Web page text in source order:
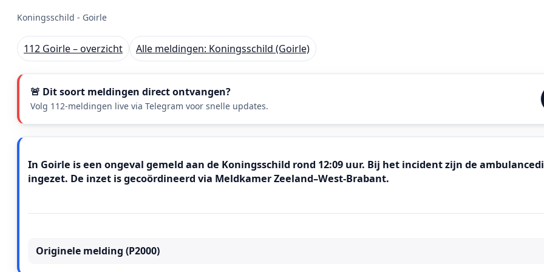
Koningsschild - Goirle
112 Goirle – overzicht Alle meldingen: Koningsschild (Goirle)
🚨 Dit soort meldingen direct ontvangen?
Volg 112-meldingen live via Telegram voor snelle updates.
Meldingstekst
In Goirle is een ongeval gemeld aan de Koningsschild rond 12:09 uur. Bij het incident zijn de
ingezet. De inzet is gecoördineerd via Meldkamer Zeeland–West-Brabant.
Originele melding (P2000)